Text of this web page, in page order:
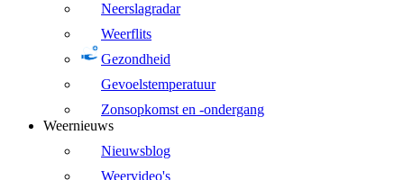
Neerslagradar
Weerflits
Gezondheid
Gevoelstemperatuur
Zonsopkomst en -ondergang
Weernieuws
Nieuwsblog
Weervideo's